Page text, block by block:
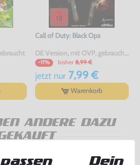
Call of Duty: Black Ops
DE Version, mit OVP, gebraucht, USK18
-11% bisher 8,99 €
jetzt nur7,99 €
Warenkorb
ANDERE DAZU
Dein